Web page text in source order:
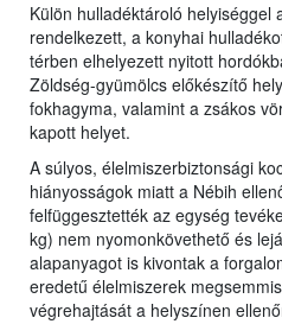
Külön hulladéktároló helyiséggel
rendelkezett, a konyhai
térben elhelyezett nyitott
Zöldség-gyümölcs előkészítő
fokhagyma, valamint a zsákos
kapott helyet.
A súlyos, élelmiszerbiztonsági
hiányosságok miatt a Nébih
felfüggesztették az egység
kg) nem nyomonkövethető és
alapanyagot is kivontak a
eredetű élelmiszerek
végrehajtását a helyszínen